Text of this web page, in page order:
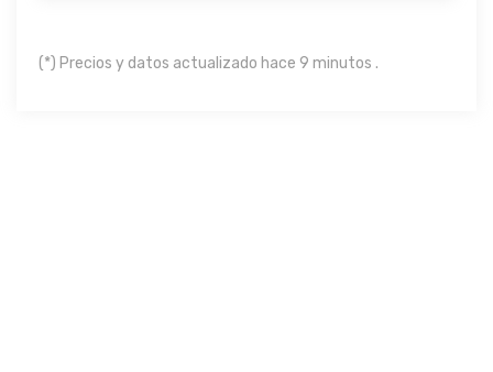
(*) Precios y datos actualizado hace 9 minutos .